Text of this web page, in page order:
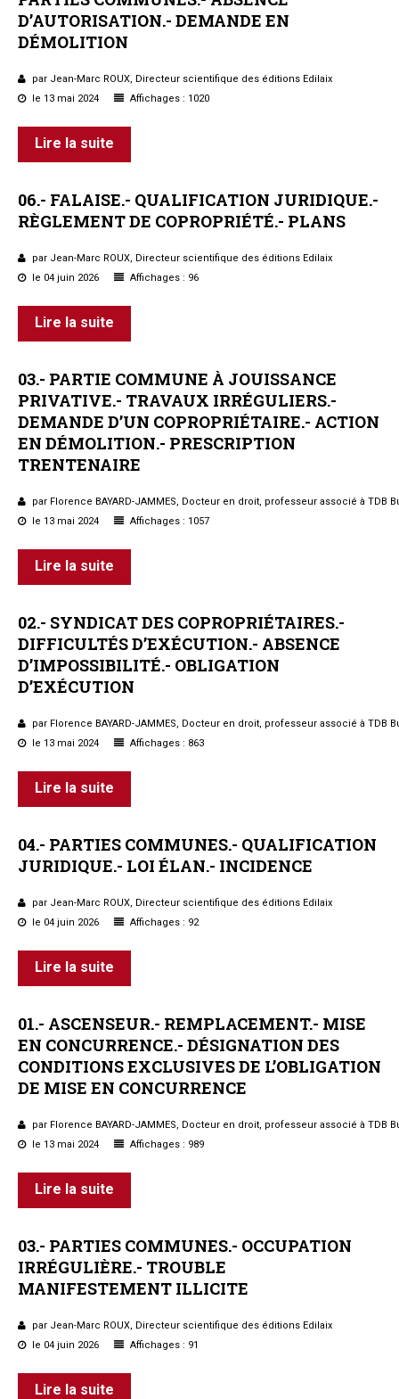
Questions/réponses
Études juridiques
Copro. en difficulté
Formez-vous !
D’AUTORISATION.- DEMANDE EN
DÉMOLITION
par Jean-Marc ROUX, Directeur scientifique des éditions Edilaix
le 13 mai 2024
Affichages : 1020
Lire la suite
06.- FALAISE.- QUALIFICATION JURIDIQUE.-
RÈGLEMENTDE COPROPRIÉTÉ.- PLANS
par Jean-Marc ROUX, Directeur scientifique des éditions Edilaix
le 04 juin 2026
Affichages : 96
Lire la suite
03.- PARTIE COMMUNE À JOUISSANCE
PRIVATIVE.- TRAVAUX IRRÉGULIERS.-
DEMANDE D’UN COPROPRIÉTAIRE.- ACTION
EN DÉMOLITION.- PRESCRIPTION
TRENTENAIRE
par Florence BAYARD-JAMMES, Docteur en droit, professeur associé à TDB
le 13 mai 2024
Affichages : 1057
Lire la suite
02.- SYNDICATDES COPROPRIÉTAIRES.-
DIFFICULTÉSD’EXÉCUTION.- ABSENCE
D’IMPOSSIBILITÉ.- OBLIGATION
D’EXÉCUTION
par Florence BAYARD-JAMMES, Docteur en droit, professeur associé à TDB
le 13 mai 2024
Affichages : 863
Lire la suite
04.- PARTIES COMMUNES.- QUALIFICATION
JURIDIQUE.- LOI ÉLAN.- INCIDENCE
par Jean-Marc ROUX, Directeur scientifique des éditions Edilaix
le 04 juin 2026
Affichages : 92
Lire la suite
01.- ASCENSEUR.- REMPLACEMENT.- MISE
EN CONCURRENCE.- DÉSIGNATION DES
CONDITIONSEXCLUSIVESDE L’OBLIGATION
DE MISE EN CONCURRENCE
par Florence BAYARD-JAMMES, Docteur en droit, professeur associé à TDB
le 13 mai 2024
Affichages : 989
Lire la suite
03.- PARTIES COMMUNES.- OCCUPATION
IRRÉGULIÈRE.- TROUBLE
MANIFESTEMENT ILLICITE
par Jean-Marc ROUX, Directeur scientifique des éditions Edilaix
le 04 juin 2026
Affichages : 91
Lire la suite